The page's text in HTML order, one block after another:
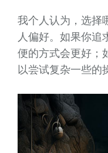
我个人认为，选择
人偏好。如果你追
便的方式会更好；
以尝试复杂一些的